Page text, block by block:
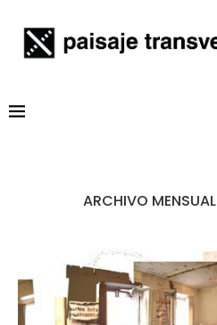
ARCHIVO MENSUAL